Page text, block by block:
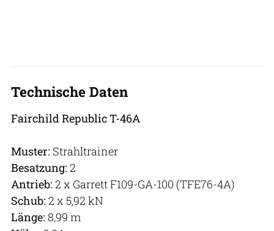
Technische Daten
Fairchild Republic T-46A
Muster: Strahltrainer
Besatzung: 2
Antrieb: 2 x Garrett F109-GA-100 (TFE76-4A)
Schub: 2 x 5,92 kN
Länge: 8,99 m